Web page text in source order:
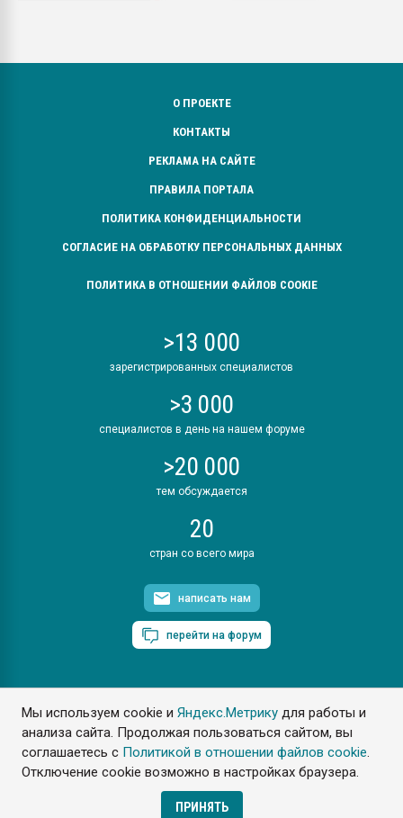
Мы используем cookie иЯндекс.Метрику для работы и
анализа сайта. Продолжая пользоваться сайтом, вы
соглашаетесь с Политикой в отношении файлов cookie.
Отключение cookie возможно в настройках браузера.
ПРИНЯТЬ
О ПРОЕКТЕ
КОНТАКТЫ
РЕКЛАМА НА САЙТЕ
ПРАВИЛА ПОРТАЛА
ПОЛИТИКА КОНФИДЕНЦИАЛЬНОСТИ
СОГЛАСИЕ НА ОБРАБОТКУ ПЕРСОНАЛЬНЫХ ДАННЫХ
ПОЛИТИКА В ОТНОШЕНИИ ФАЙЛОВ COOKIE
>13 000
зарегистрированных специалистов
>3 000
специалистов в день на нашем форуме
>20 000
тем обсуждается
20
стран со всего мира
написать нам
перейти на форум
ПластЭксперт © 2006. Все права защищены
Разрешается копирование материалов сайта с обязательной
ссылкой на www.e-plastic.ru
Разработка сайта